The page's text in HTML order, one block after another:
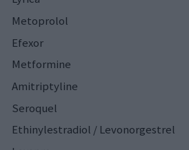
Metoprolol
Efexor
Metformine
Amitriptyline
Seroquel
Ethinylestradiol / Levonorgestrel